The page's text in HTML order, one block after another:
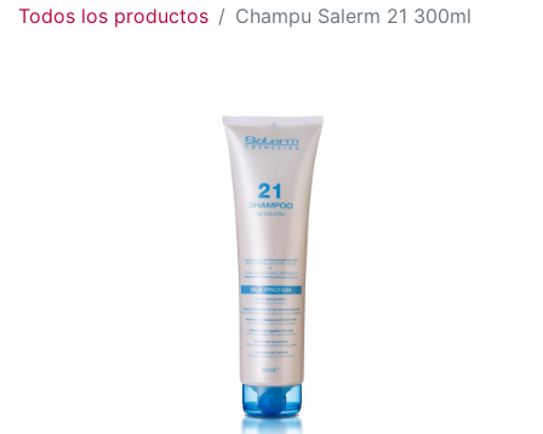
Todos los productos Champu Salerm 21 300ml